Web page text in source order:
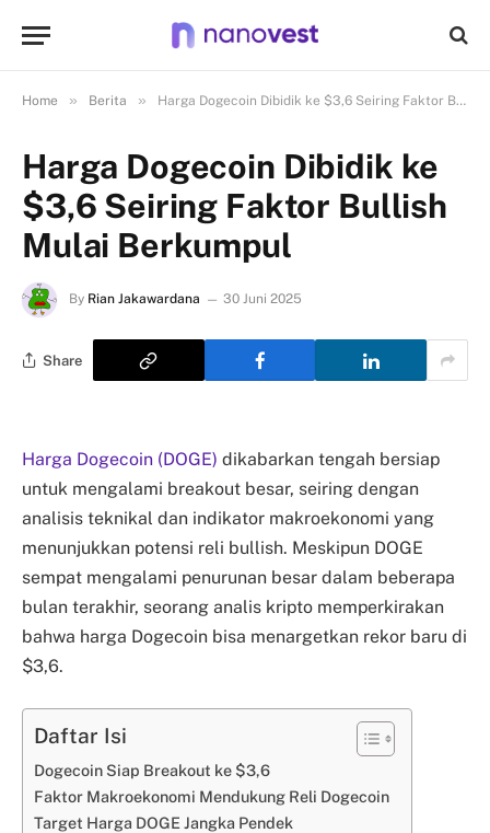
Home » Berita » Harga Dogecoin Dibidik ke $3,6 Seiring Faktor Bullish Mulai Berkumpul
Harga Dogecoin Dibidik ke
$3,6 Seiring Faktor Bullish
Mulai Berkumpul
By Rian Jakawardana 30 Juni 2025
Share
Harga Dogecoin (DOGE) dikabarkan tengah bersiap
untuk mengalami breakout besar, seiring dengan
analisis teknikal dan indikator makroekonomi yang
menunjukkan potensi reli bullish. Meskipun DOGE
sempat mengalami penurunan besar dalam beberapa
bulan terakhir, seorang analis kripto memperkirakan
bahwa harga Dogecoin bisa menargetkan rekor baru di
$3,6.
Daftar Isi
Dogecoin Siap Breakout ke $3,6
Faktor Makroekonomi Mendukung Reli Dogecoin
Target Harga DOGE Jangka Pendek